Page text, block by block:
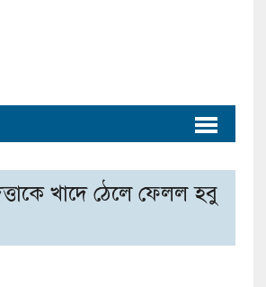
খাদে ঠেলে ফেলল হবু